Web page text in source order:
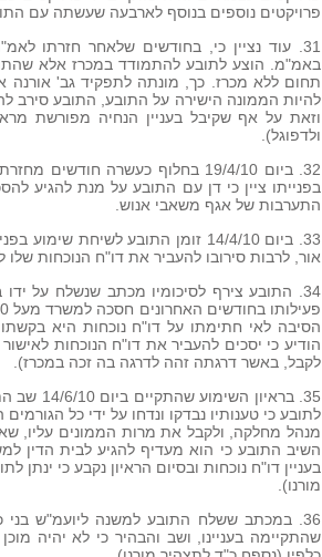
פרויקטים נוספים בנוסף לארבעה שעשתה עם
31. עוד נציין כי, בחודשים שלאחר חזרתו
באמ"מ. הוצע לתובע להתמודד במכרז אלא
תחום ללא מכרז. כך, מונתה לתפקיד גב' אורנה
להיות הממונה הישירה על התובע, התובע סירב
ולדפוגל).
32. ביום 19/4/10 בחלוף כעשרה
בפנייתו ציין כי דן עם התובע על מנת להגיע
התערבות של אגף משאבי אנוש.
33. ביום 14/4/10 זומן התובע
אור, לרבות סירובו להעביר את דו"ח הנוכחות שלו
הודיע כי יסכים להעביר את דו"ח הנוכחות
לקבל, באשר דרגתה זהה לדרגה בה זכה במכרז).
35.
לתובע כי טענותיו נבדקו ונדחו על ידי כל
מנהל מחלקה, ולקבל את מרות הממונים עליו,
השיב התובע כי הוא מעדיף להגיע לבית הדין
בעניין דו"ח נוכחות ובסיום הראיון נקבע כי
מורנו).
שהתקיימה בעניינו, ושב והבהיר כי לא יהיה